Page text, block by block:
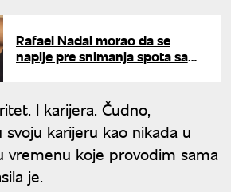
Rafael Nadal morao da se
napije pre snimanja spota sa
I karijera. Čudno,
svoju karijeru kao nikada u
vremenu koje provodim sama
je.